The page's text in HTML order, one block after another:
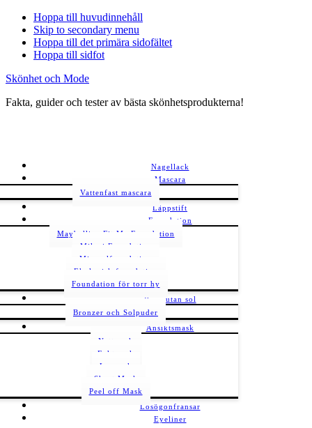
Hoppa till huvudinnehåll
Skip to secondary menu
Hoppa till det primära sidofältet
Hoppa till sidfot
Skönhet och Mode
Fakta, guider och tester av bästa skönhetsprodukterna!
Nagellack
Mascara
Vattenfast mascara
Läppstift
Foundation
Maybelline Fit Me Foundation
Milani Foundation
Mineralfoundation
Ekologisk foundation
Foundation för torr hy
Brun utan sol
Bronzer och Solpuder
Ansiktsmask
Nattmask
Fuktmask
Lermask
Sheet Mask
Peel off Mask
Lösögonfransar
Eyeliner